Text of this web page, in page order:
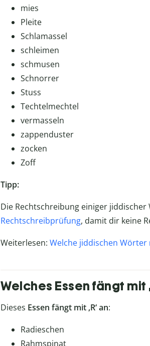
mies
Pleite
Schlamassel
schleimen
schmusen
Schnorrer
Stuss
Techtelmechtel
vermasseln
zappenduster
zocken
Zoff
Tipp:
Die Rechtschreibung einiger
Rechtschreibprüfung, damit dir keine
Weiterlesen: Welche jiddischen
Welches Essen fängt mit
Dieses Essen fängt mit ‚R‘ an:
Radieschen
Rahmspinat